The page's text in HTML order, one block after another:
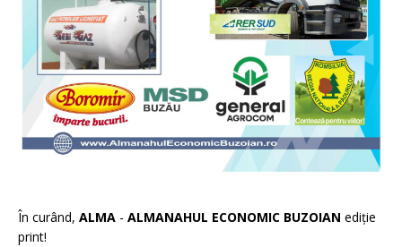
În curând, ALMA - ALMANAHUL ECONOMIC BUZOIAN ediție
print!